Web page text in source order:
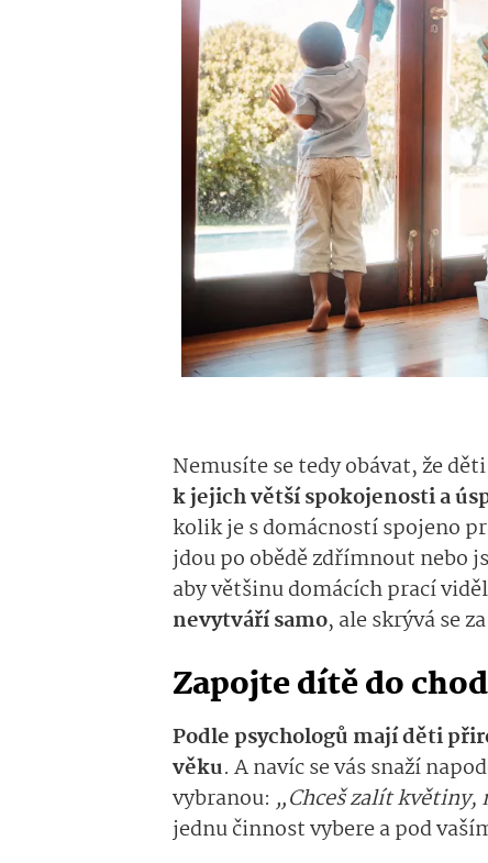
Nemusíte se tedy obávat, že
k jejich větší spokojenosti a
kolik je s domácností spojeno
jdou po obědě zdřímnout nebo
aby většinu domácích prací
nevytváří samo, ale skrývá se
Zapojte dítě do
Podle psychologů mají děti
věku. A navíc se vás snaží
vybranou: „Chceš zalít
jednu činnost vybere a pod